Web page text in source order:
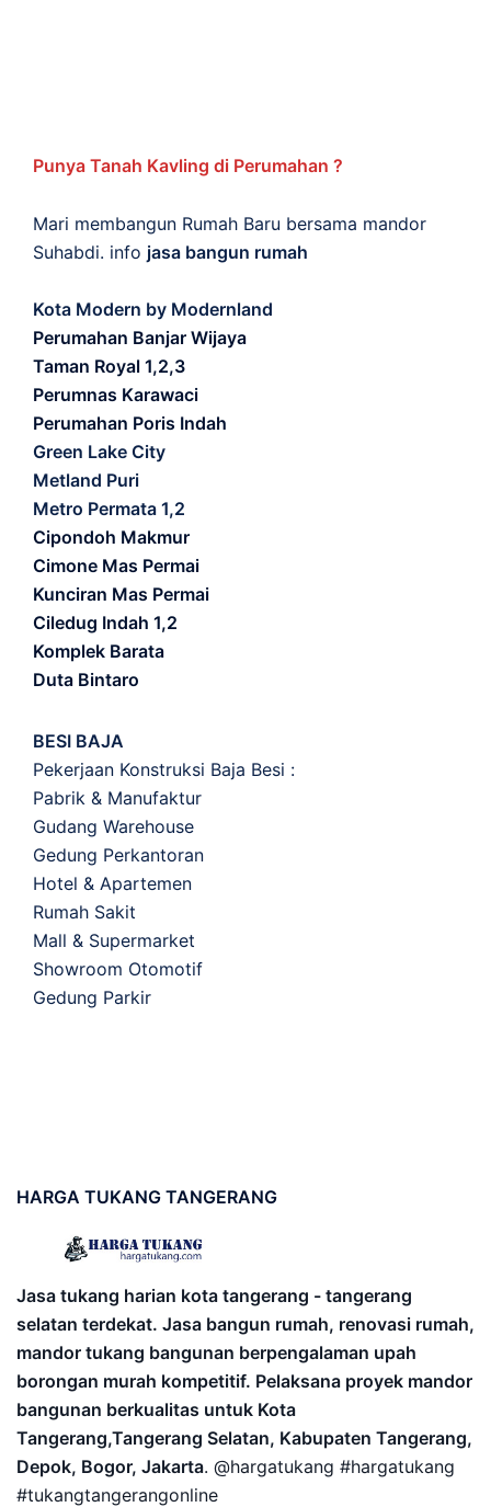
Punya Tanah Kavling di Perumahan ?
Mari membangun Rumah Baru bersama mandor
Suhabdi. info jasa bangun rumah
Kota Modern by Modernland
Perumahan Banjar Wijaya
Taman Royal 1,2,3
Perumnas Karawaci
Perumahan Poris Indah
Green Lake City
Metland Puri
Metro Permata 1,2
Cipondoh Makmur
Cimone Mas Permai
Kunciran Mas Permai
Ciledug Indah 1,2
Komplek Barata
Duta Bintaro
BESI BAJA
Pekerjaan Konstruksi Baja Besi :
Pabrik & Manufaktur
Gudang Warehouse
Gedung Perkantoran
Hotel & Apartemen
Rumah Sakit
Mall & Supermarket
Showroom Otomotif
Gedung Parkir
HARGA TUKANG TANGERANG
Jasa tukang harian kota tangerang - tangerang
selatan terdekat. Jasa bangun rumah, renovasi rumah,
mandor tukang bangunan berpengalaman upah
borongan murah kompetitif. Pelaksana proyek mandor
bangunan berkualitas untuk Kota
Tangerang,Tangerang Selatan, Kabupaten Tangerang,
Depok, Bogor, Jakarta. @hargatukang #hargatukang
#tukangtangerangonline